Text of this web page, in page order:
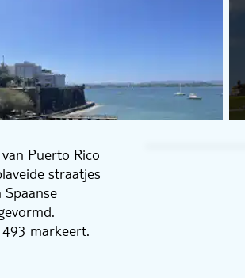
Puerto Rico
straatjes
markeert.
om te leren
die daar